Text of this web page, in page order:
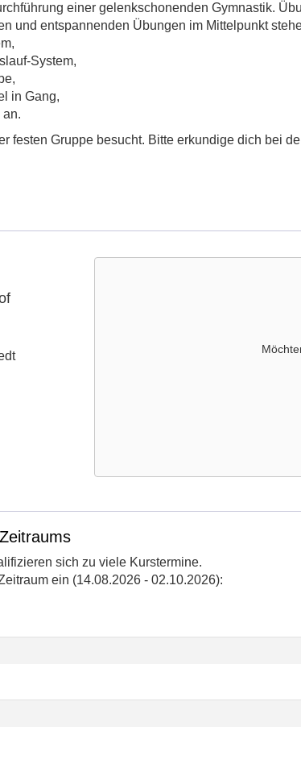
einer gelenkschonenden Gymnastik.
und entspannenden Übungen im Mittelpunkt
System,
in Gang,
festen Gruppe besucht. Bitte erkundige dich bei
Maps
Schwimmbad
Ferienhof
neuem
sich zu viele Kurstermine.
ein (14.08.2026 - 02.10.2026):